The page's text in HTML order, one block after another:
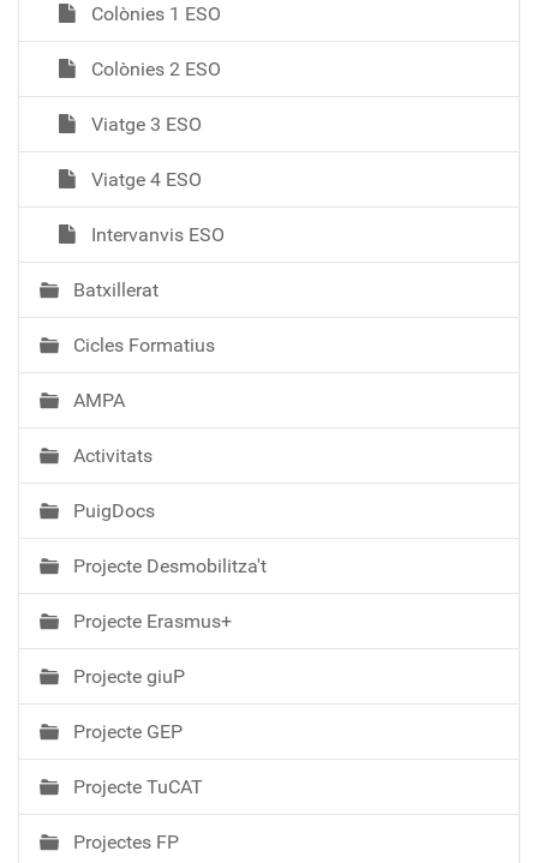
Colònies 1 ESO
Colònies 2 ESO
Viatge 3 ESO
Viatge 4 ESO
Intervanvis ESO
Batxillerat
Cicles Formatius
AMPA
Activitats
PuigDocs
Projecte Desmobilitza't
Projecte Erasmus+
Projecte giuP
Projecte GEP
Projecte TuCAT
Projectes FP